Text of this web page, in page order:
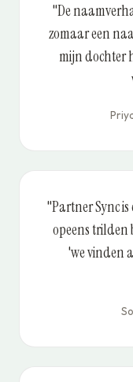
"De
zomaar een
mijn dochter
"Partner Sync
opeens trilden
'we vinden